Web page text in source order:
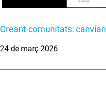
Creant comunitats:
24 de març 2026